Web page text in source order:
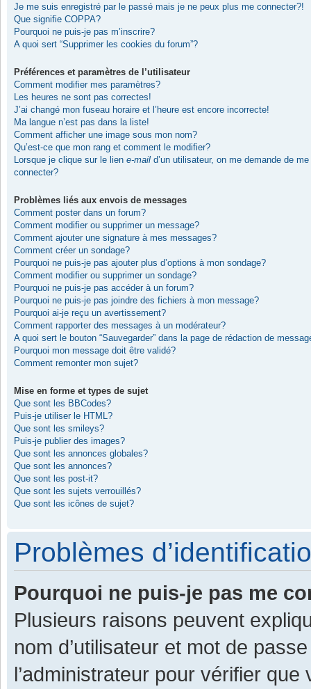
Je me suis enregistré par le passé mais je ne peux plus me connecter?!
Que signifie COPPA?
Pourquoi ne puis-je pas m’inscrire?
A quoi sert “Supprimer les cookies du forum”?
Préférences et paramètres de l’utilisateur
Comment modifier mes paramètres?
Les heures ne sont pas correctes!
J’ai changé mon fuseau horaire et l’heure est encore incorrecte!
Ma langue n’est pas dans la liste!
Comment afficher une image sous mon nom?
Qu’est-ce que mon rang et comment le modifier?
Lorsque je clique sur le lien e-mail d’un utilisateur, on me demande de me
connecter?
Problèmes liés aux envois de messages
Comment poster dans un forum?
Comment modifier ou supprimer un message?
Comment ajouter une signature à mes messages?
Comment créer un sondage?
Pourquoi ne puis-je pas ajouter plus d’options à mon sondage?
Comment modifier ou supprimer un sondage?
Pourquoi ne puis-je pas accéder à un forum?
Pourquoi ne puis-je pas joindre des fichiers à mon message?
Pourquoi ai-je reçu un avertissement?
Comment rapporter des messages à un modérateur?
A quoi sert le bouton “Sauvegarder” dans la page de rédaction de
Pourquoi mon message doit être validé?
Comment remonter mon sujet?
Mise en forme et types de sujet
Que sont les BBCodes?
Puis-je utiliser le HTML?
Que sont les smileys?
Puis-je publier des images?
Que sont les annonces globales?
Que sont les annonces?
Que sont les post-it?
Que sont les sujets verrouillés?
Que sont les icônes de sujet?
Problèmes
Pourquoi ne puis-je pas me
Plusieurs raisons peuvent
nom d’utilisateur et mot de
l’administrateur pour vérifier